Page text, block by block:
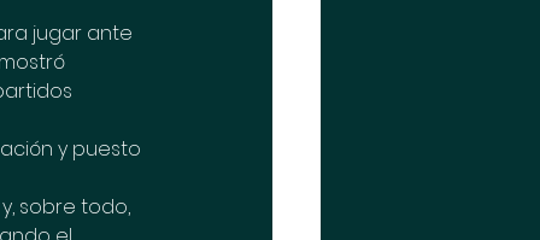
jugar ante
y puesto
sobre todo,